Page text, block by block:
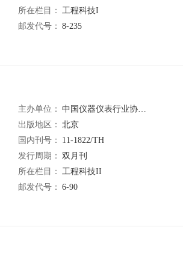
所在栏目： 工程科技I
邮发代号： 8-235
主办单位： 中国仪器仪表行业协会;北京市北分仪器技术有限责任公司
出版地区： 北京
国内刊号：
11-1822/TH
发行周期： 双月刊
所在栏目： 工程科技II
邮发代号： 6-90